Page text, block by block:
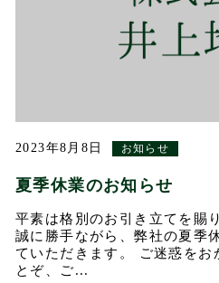
2023年8月8日 お知らせ
夏季休業のお知らせ
平素は格別のお引き立てを賜
誠に勝手ながら、弊社の夏季
ていただきます。 ご迷惑をお
とぞ、ご...